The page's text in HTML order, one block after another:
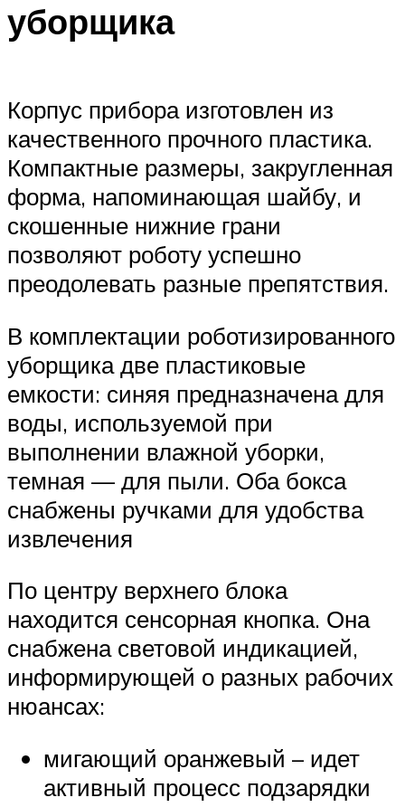
уборщика
Корпус прибора изготовлен из
качественного прочного пластика.
Компактные размеры, закругленная
форма, напоминающая шайбу, и
скошенные нижние грани
позволяют роботу успешно
преодолевать разные препятствия.
В комплектации роботизированного
уборщика две пластиковые
емкости: синяя предназначена для
воды, используемой при
выполнении влажной уборки,
темная — для пыли. Оба бокса
снабжены ручками для удобства
извлечения
По центру верхнего блока
находится сенсорная кнопка. Она
снабжена световой индикацией,
информирующей о разных рабочих
нюансах:
мигающий оранжевый – идет
активный процесс подзарядки